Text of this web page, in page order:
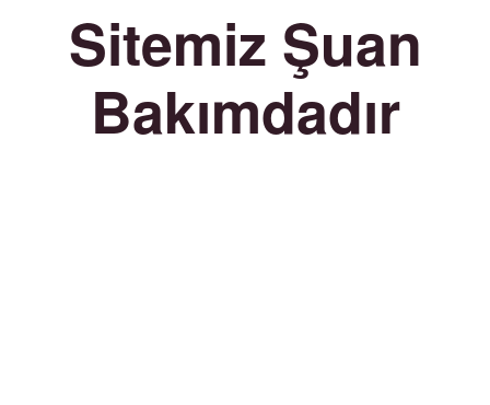
Sitemiz Şuan
Bakımdadır